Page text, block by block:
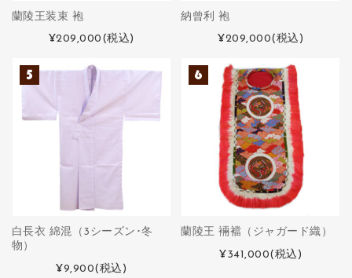
蘭陵王装束 袍
¥209,000 (税込)
納曾利 袍
¥209,000(税込)
白長衣 綿混（3シーズン･冬
物）
¥9,900(税込)
蘭陵王 裲襠（ジャガード織）
¥341,000(税込)